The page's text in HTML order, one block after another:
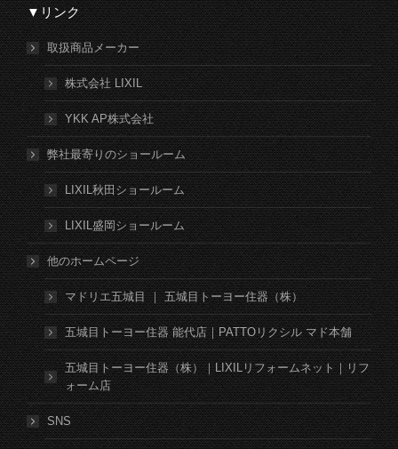
▼リンク
取扱商品メーカー
株式会社 LIXIL
YKK AP株式会社
弊社最寄りのショールーム
LIXIL秋田ショールーム
LIXIL盛岡ショールーム
他のホームページ
マドリエ五城目 ｜ 五城目トーヨー住器（株）
五城目トーヨー住器 能代店｜PATTOリクシル マド本舗
五城目トーヨー住器（株）｜LIXILリフォームネット｜リフ
ォーム店
SNS